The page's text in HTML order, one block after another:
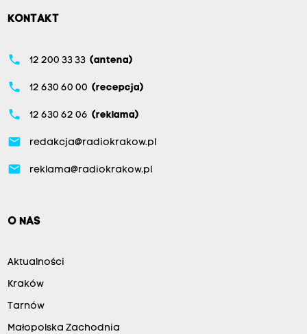
KONTAKT
phone 12 200 33 33 (antena)
phone 12 630 60 00 (recepcja)
phone 12 630 62 06 (reklama)
email redakcja@radiokrakow.pl
email reklama@radiokrakow.pl
O NAS
Aktualności
Kraków
Tarnów
Małopolska Zachodnia